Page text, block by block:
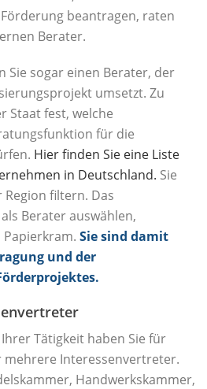
beantragen, raten
Berater.
Sie sogar einen Berater, der
umsetzt. Zu
Staat fest, welche
für die
Hier finden Sie eine Liste
in Deutschland. Sie
filtern. Das
Berater auswählen,
Sie sind damit
und der
Tätigkeit haben Sie für
mehrere Interessenvertreter.
Handwerkskammer,